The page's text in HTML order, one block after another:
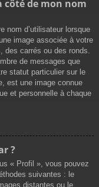
côté de mon nom
nom d’utilisateur lorsque
image associée à votre
des carrés ou des ronds.
de messages que
statut particulier sur le
est une image connue
et personnelle à chaque
?
« Profil », vous pouvez
suivantes : le
distantes ou le